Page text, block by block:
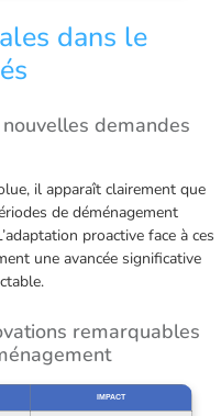
dans le
demandes
il apparaît clairement que
de déménagement
proactive face à ces
une avancée significative
remarquables
IMPACT